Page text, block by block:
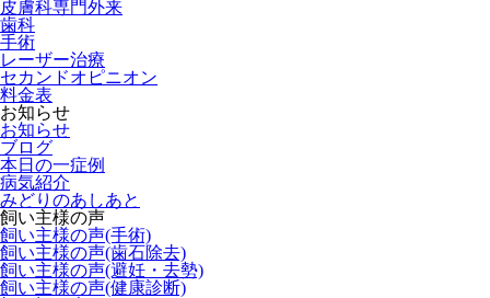
皮膚科専門外来
歯科
手術
レーザー治療
セカンドオピニオン
料金表
お知らせ
お知らせ
ブログ
本日の一症例
病気紹介
みどりのあしあと
飼い主様の声
飼い主様の声(手術)
飼い主様の声(歯石除去)
飼い主様の声(避妊・去勢)
飼い主様の声(健康診断)